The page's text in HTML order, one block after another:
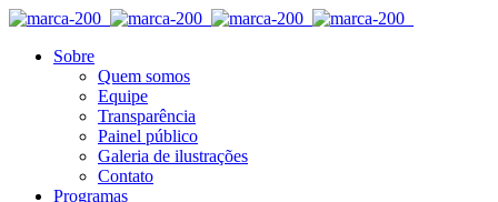
Sobre
Quem somos
Equipe
Transparência
Painel público
Galeria de ilustrações
Contato
Programas